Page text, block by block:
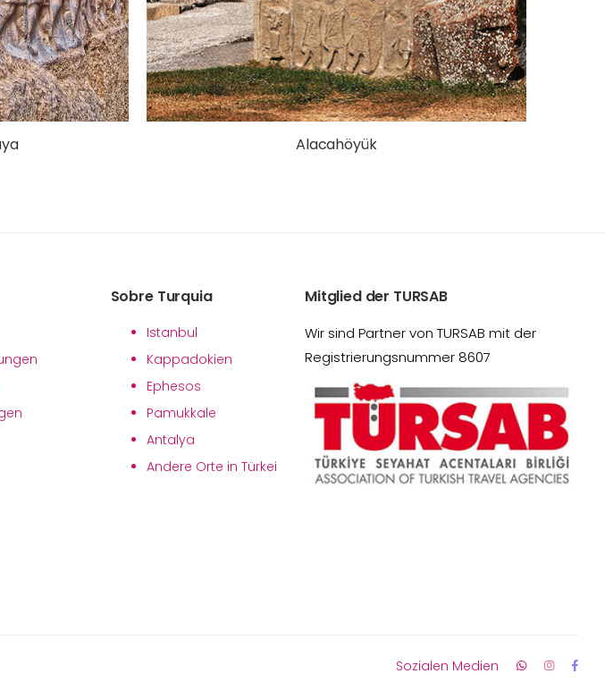
Alacahöyük
Sobre Turquia
Istanbul
Kappadokien
Ephesos
Pamukkale
Antalya
Andere Orte in Türkei
Mitglied der TURSAB
Wir sind Partner von TURSAB mit der
Registrierungsnummer 8607
Sozialen Medien